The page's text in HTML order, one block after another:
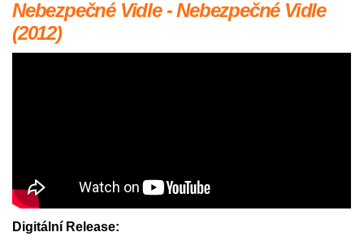
Nebezpečné Vidle - Nebezpečné Vidle
(2012)
Digitální Release: